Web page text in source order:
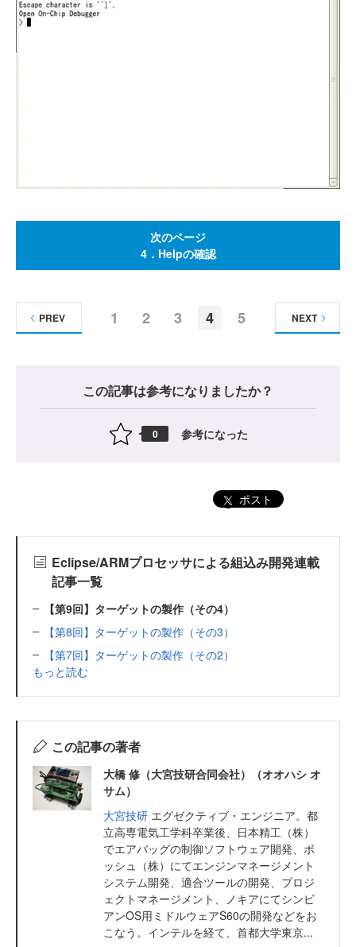
次のページ
4．Helpの確認
1 2 3 4 5
PREV NEXT
この記事は参考になりましたか？
0 参考になった
ポスト
Eclipse/ARMプロセッサによる組込み開発連載
記事一覧
【第9回】ターゲットの製作（その4）
【第8回】ターゲットの製作（その3）
【第7回】ターゲットの製作（その2）
もっと読む
この記事の著者
大橋 修（大宮技研合同会社）（オオハシ オ
サム）
大宮技研 エグゼクティブ・エンジニア。都
立高専電気工学科卒業後、日本精工（株）
でエアバッグの制御ソフトウェア開発、ボ
ッシュ（株）にてエンジンマネージメント
システム開発、適合ツールの開発、プロジ
ェクトマネージメント、ノキアにてシンビ
アンOS用ミドルウェアS60の開発などをお
こなう。インテルを経て、首都大学東京...